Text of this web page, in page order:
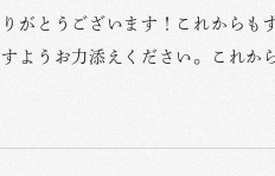
がとうございます！これからも
ようお力添えください。これか